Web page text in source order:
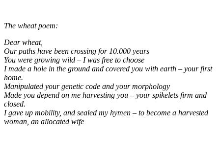
The wheat poem:
Dear wheat,
Our paths have been crossing for 10.000 years
You were growing wild – I was free to choose
I made a hole in the ground and covered you with earth – your first
home.
Manipulated your genetic code and your morphology
Made you depend on me harvesting you – your spikelets firm and
closed.
I gave up mobility, and sealed my hymen – to become a harvested
woman, an allocated wife